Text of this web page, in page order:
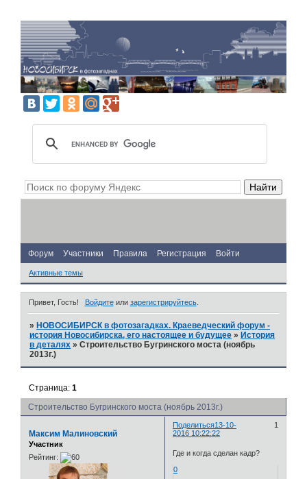
Форум Участники Правила Регистрация Войти
Активные темы
Привет, Гость! Войдитеили зарегистрируйтесь.
» НОВОСИБИРСК в фотозагадках. Краеведческий форум -
история Новосибирска, его настоящее и будущее » История
в деталях »Строительство Бугринского моста (ноябрь
2013г.)
Строительство Бугринского моста (ноябрь 2013г.)
Страница:1
Поделиться 1
13-10-
2016 10:22:22
Максим Малиновский
Участник
Рейтинг:
Где и когда сделан кадр?
0